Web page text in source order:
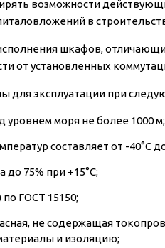
возможности
в
шкафов,
от установленных
для эксплуатации при
уровнем моря не более 1000 м;
составляет от -40°C
до 75% при +15°С;
ГОСТ 15150;
не содержащая
и изоляцию;